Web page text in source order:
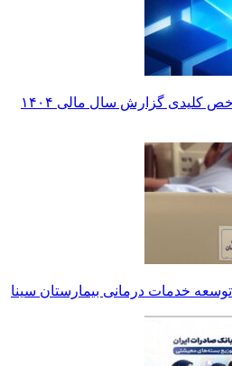
پیشتازی سپ در ۸ شاخص کلیدی گزارش سال مالی ۱۴۰۴
خدمات درمانی بیمارستان سینا